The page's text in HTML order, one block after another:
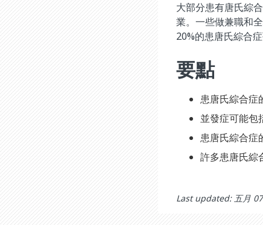
大部分患有唐氏綜
業。一些做兼職和
20%的患唐氏綜合
要點
患唐氏綜合症
並發症可能包
患唐氏綜合症
許多患唐氏綜
Last updated: 五月